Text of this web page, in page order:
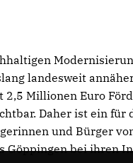
landesweit
Millionen Euro
Daher ist ein
und Bürger
Göppingen bei ihren